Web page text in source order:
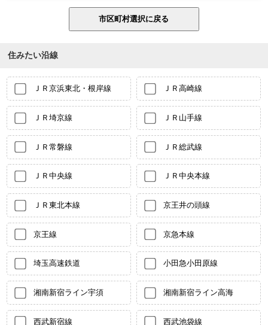
住みたい沿線
ＪＲ京浜東北・根岸線 ＪＲ高崎線
ＪＲ埼京線 ＪＲ山手線
ＪＲ常磐線 ＪＲ総武線
ＪＲ中央線 ＪＲ中央本線
ＪＲ東北本線 京王井の頭線
京王線 京急本線
埼玉高速鉄道 小田急小田原線
湘南新宿ライン宇須 湘南新宿ライン高海
西武新宿線 西武池袋線